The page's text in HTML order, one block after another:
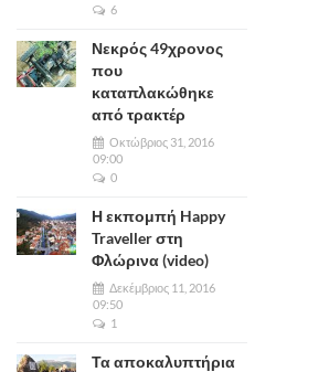
6
Νεκρός 49χρονος
που
καταπλακώθηκε
από τρακτέρ
Οκτώβριος 31, 2016
09:00
0
Η εκπομπή Happy
Traveller στη
Φλώρινα (video)
Δεκέμβριος 11, 2016
09:50
1
Τα αποκαλυπτήρια